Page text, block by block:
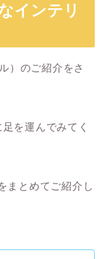
インテリ
）のご紹介をさ
を運んでみてく
まとめてご紹介し